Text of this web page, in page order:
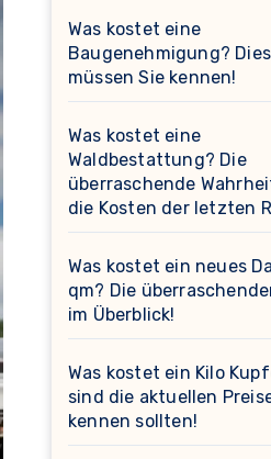
Was kostet eine
Baugenehmigung?
müssen Sie kennen!
Was kostet eine
Waldbestattung? Die
überraschende
die Kosten der letzten
Was kostet ein neues
qm? Die
im Überblick!
Was kostet ein Kilo
sind die aktuellen
kennen sollten!